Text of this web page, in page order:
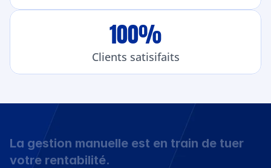
100%
Clients satisifaits
La gestion manuelle est en train de tuer
votre rentabilité.